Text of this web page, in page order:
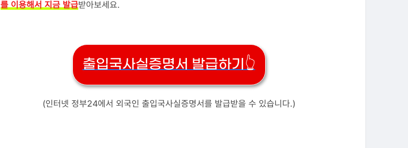
를 이용해서 지금 발급받아보세요.
출입국사실증명서 발급하기👆
(인터넷 정부24에서 외국인 출입국사실증명서를 발급받을 수 있습니다.)